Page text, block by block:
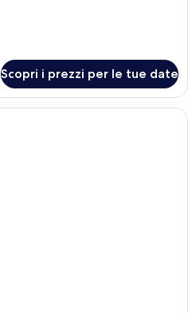
Scopri i prezzi per le tue date